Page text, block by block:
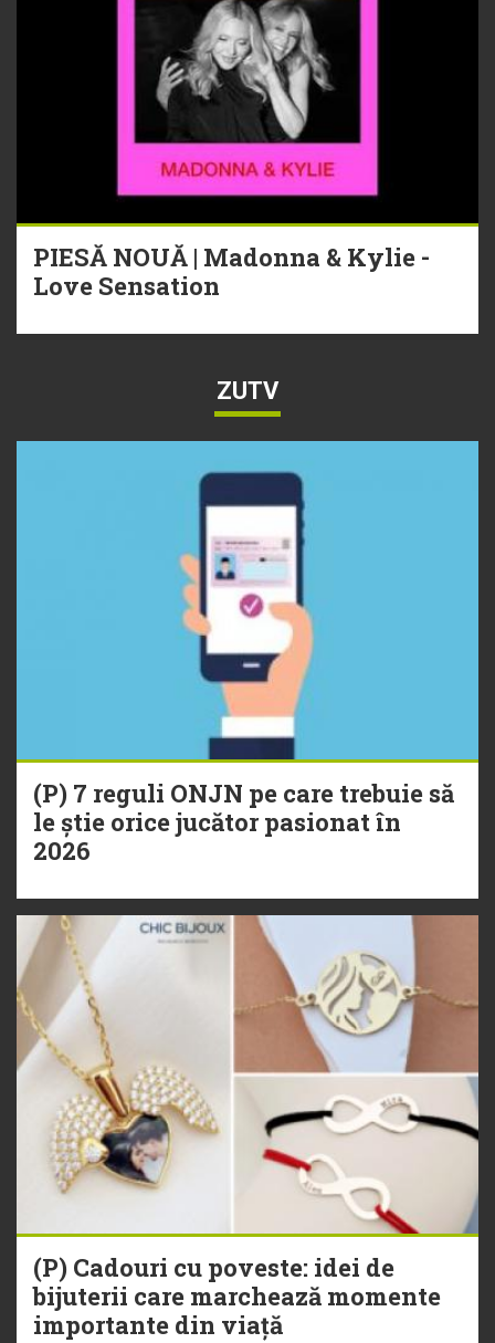
PIESĂ NOUĂ | Madonna & Kylie -
Love Sensation
ZUTV
(P) 7 reguli ONJN pe care trebuie să
le știe orice jucător pasionat în
2026
(P) Cadouri cu poveste: idei de
bijuterii care marchează momente
importante din viață